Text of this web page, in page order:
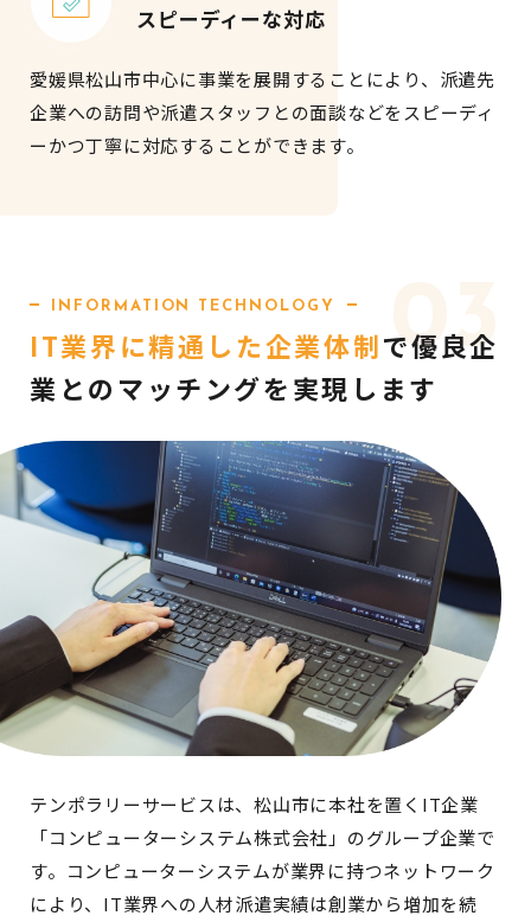
スピーディーな対応
愛媛県松山市中心に事業を展開することにより、派遣先
企業への訪問や派遣スタッフとの面談などをスピーディ
ーかつ丁寧に対応することができます。
03
INFORMATION TECHNOLOGY
IT業界に精通した企業体制で優良企
業との マッチングを実現します
テンポラリーサービスは、松山市に本社を置くIT企業
「コンピューターシステム株式会社」のグループ企業で
す。コンピューターシステムが業界に持つネットワーク
により、IT業界への人材派遣実績は創業から増加を続